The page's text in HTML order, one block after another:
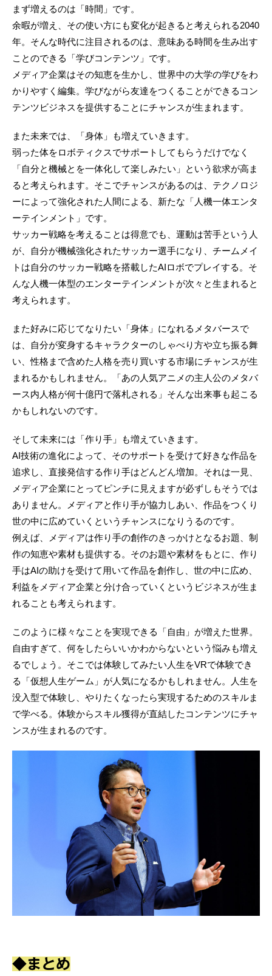
まず増えるのは「時間」です。
余暇が増え、その使い方にも変化が起きると考えられる2040
年。そんな時代に注目されるのは、意味ある時間を生み出す
ことのできる「学びコンテンツ」です。
メディア企業はその知恵を生かし、世界中の大学の学びをわ
かりやすく編集。学びながら友達をつくることができるコン
テンツビジネスを提供することにチャンスが生まれます。
また未来では、「身体」も増えていきます。
弱った体をロボティクスでサポートしてもらうだけでなく
「自分と機械とを一体化して楽しみたい」という欲求が高ま
ると考えられます。そこでチャンスがあるのは、テクノロジ
ーによって強化された人間による、新たな「人機一体エンタ
ーテインメント」です。
サッカー戦略を考えることは得意でも、運動は苦手という人
が、自分が機械強化されたサッカー選手になり、チームメイ
トは自分のサッカー戦略を搭載したAIロボでプレイする。そ
んな人機一体型のエンターテインメントが次々と生まれると
考えられます。
また好みに応じてなりたい「身体」になれるメタバースで
は、自分が変身するキャラクターのしゃべり方や立ち振る舞
い、性格まで含めた人格を売り買いする市場にチャンスが生
まれるかもしれません。「あの人気アニメの主人公のメタバ
ース内人格が何十億円で落札される」そんな出来事も起こる
かもしれないのです。
そして未来には「作り手」も増えていきます。
AI技術の進化によって、そのサポートを受けて好きな作品を
追求し、直接発信する作り手はどんどん増加。それは一見、
メディア企業にとってピンチに見えますが必ずしもそうでは
ありません。メディアと作り手が協力しあい、作品をつくり
世の中に広めていくというチャンスになりうるのです。
例えば、メディアは作り手の創作のきっかけとなるお題、制
作の知恵や素材も提供する。そのお題や素材をもとに、作り
手はAIの助けを受けて用いて作品を創作し、世の中に広め、
利益をメディア企業と分け合っていくというビジネスが生ま
れることも考えられます。
このように様々なことを実現できる「自由」が増えた世界。
自由すぎて、何をしたらいいかわからないという悩みも増え
るでしょう。そこでは体験してみたい人生をVRで体験でき
る「仮想人生ゲーム」が人気になるかもしれません。人生を
没入型で体験し、やりたくなったら実現するためのスキルま
で学べる。体験からスキル獲得が直結したコンテンツにチャ
ンスが生まれるのです。
◆まとめ